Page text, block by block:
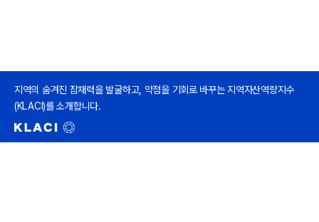
지역의 숨겨진 잠재력을 발굴하고, 약점을 기회로 바꾸는 지역자산역량지수
(KLACI)를 소개합니다.